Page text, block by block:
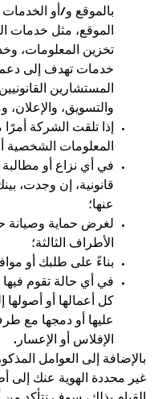
بالموقع و/أو
الموقع، مثل خدمات
تخزين المعلومات،
خدمات تهدف إلى دعم
المستشارين
والتسويق، والإعلان،
إذا تلقت الشركة
المعلومات
في أي نزاع أو
قانونية، إن وجدت،
عنها؛
لغرض حماية وصيانة
الأطراف الثالثة؛
بناءً على طلبك أو
في أي حالة تقوم فيها
كل أعمالها أو أصولها
عليها أو دمجها مع
الإفلاس أو الإعسار.
بالإضافة إلى العوامل
غير محددة الهوية عنك إلى